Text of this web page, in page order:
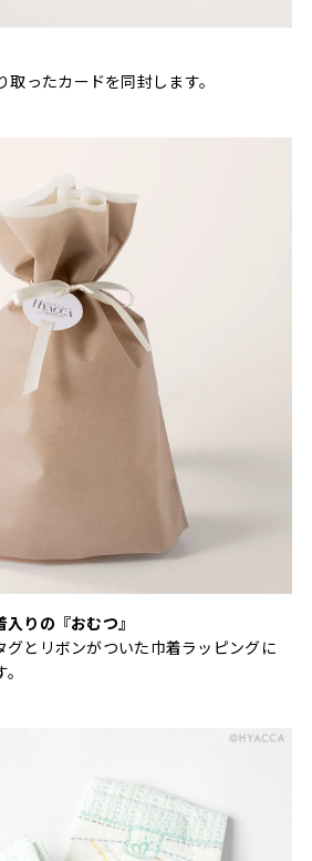
ったカードを同封します。
りの『おむつ』
グとリボンがついた巾着ラッピングに